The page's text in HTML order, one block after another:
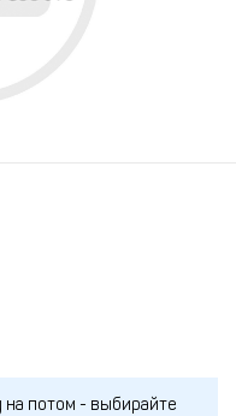
на потом - выбирайте